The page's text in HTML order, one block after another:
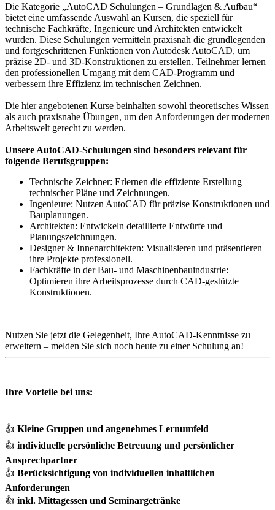
Die Kategorie „AutoCAD Schulungen – Grundlagen & Aufbau“
bietet eine umfassende Auswahl an Kursen, die speziell für
technische Fachkräfte, Ingenieure und Architekten entwickelt
wurden. Diese Schulungen vermitteln praxisnah die grundlegenden
und fortgeschrittenen Funktionen von Autodesk AutoCAD, um
präzise 2D- und 3D-Konstruktionen zu erstellen. Teilnehmer lernen
den professionellen Umgang mit dem CAD-Programm und
verbessern ihre Effizienz im technischen Zeichnen.
Die hier angebotenen Kurse beinhalten sowohl theoretisches Wissen
als auch praxisnahe Übungen, um den Anforderungen der modernen
Arbeitswelt gerecht zu werden.
Unsere AutoCAD-Schulungen sind besonders relevant für
folgende Berufsgruppen:
Technische Zeichner: Erlernen die effiziente Erstellung
technischer Pläne und Zeichnungen.
Ingenieure: Nutzen AutoCAD für präzise Konstruktionen und
Bauplanungen.
Architekten: Entwickeln detaillierte Entwürfe und
Planungszeichnungen.
Designer & Innenarchitekten: Visualisieren und präsentieren
ihre Projekte professionell.
Fachkräfte in der Bau- und Maschinenbauindustrie:
Optimieren ihre Arbeitsprozesse durch CAD-gestützte
Konstruktionen.
Nutzen Sie jetzt die Gelegenheit, Ihre AutoCAD-Kenntnisse zu
erweitern – melden Sie sich noch heute zu einer Schulung an!
Ihre Vorteile bei uns:
👍 Kleine Gruppen und angenehmes Lernumfeld
👍 individuelle persönliche Betreuung und persönlicher
Ansprechpartner
👍 Berücksichtigung von individuellen inhaltlichen
Anforderungen
👍 inkl. Mittagessen und Seminargetränke